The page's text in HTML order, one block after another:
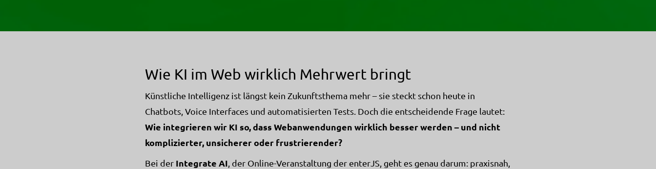
Wie KI im Web wirklich Mehrwert bringt
Künstliche Intelligenz ist längst kein Zukunftsthema mehr – sie steckt schon heute in
Chatbots, Voice Interfaces und automatisierten Tests. Doch die entscheidende Frage lautet:
Wie integrieren wir KI so, dass Webanwendungen wirklich besser werden – und nicht
komplizierter, unsicherer oder frustrierender?
Bei der Integrate AI , der Online-Veranstaltung der enterJS, geht es genau darum: praxisnah,